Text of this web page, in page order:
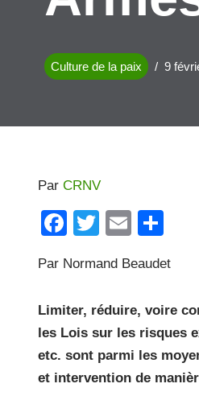
Culture de la paix 9
Par CRNV
F
c
e
b
o
o
T
tt
er
E
ail ta
g
er
Par Normand Beaudet
Limiter, réduire, voire
les Lois sur les risques
etc. sont parmi les
et intervention de